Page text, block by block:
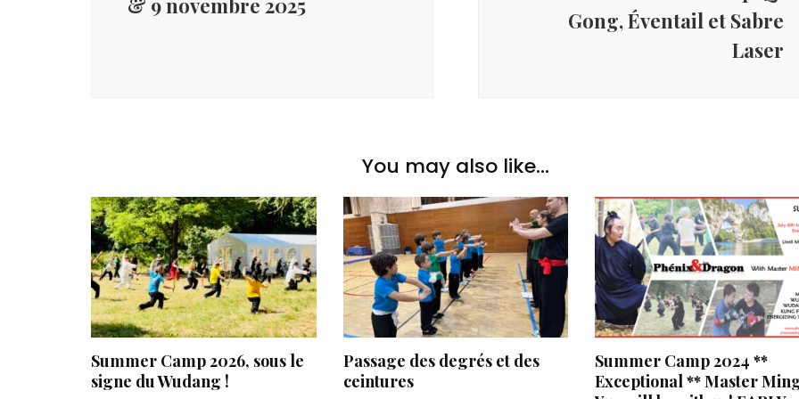
Gong, Éventail et Sabre
Laser
You may also like...
Summer Camp 2026, sous le
signe du Wudang !
Passage des degrés et des
ceintures
Summer Camp 2024 **
Exceptional ** Master